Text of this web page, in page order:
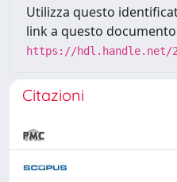
Utilizza questo
link a questo
https://hdl.handle.net/
Citazioni